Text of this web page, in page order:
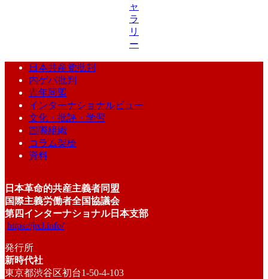
ャ
ラ
リ
ー
日本共産党批判
内ゲバ批判
青年同盟
インターナショナルビュー
文化・批評・学習
国際組織
コラム架橋
資料
日本革命的共産主義者同盟
国際主義労働者全国協議会
第四インターナショナル日本支部
https://jrcl.info/
発行所
新時代社
東京都渋谷区初台1-50-4-103